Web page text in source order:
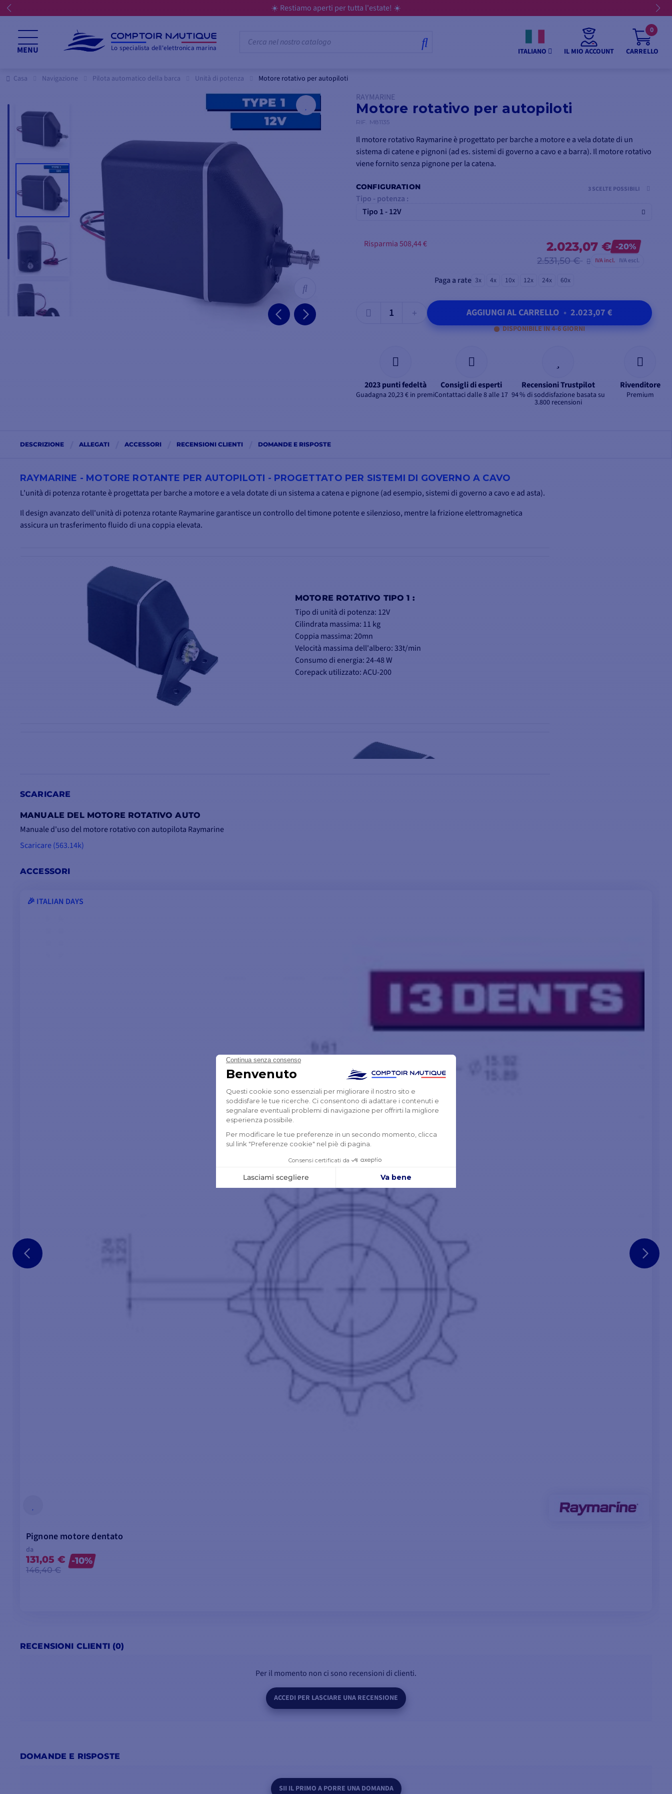
☀️ Restiamo aperti per tutta l'estate! ☀️
MENU Lo specialista dell'elettronica marina ITALIANO IL MIO ACCOUNT CARRELLO
0
Casa Navigazione Pilota automatico della barca Unità di potenza Motore rotativo per autopiloti
RAYMARINE
Motore rotativo per autopiloti
RIF. M81135
Il motore rotativo Raymarine è progettato per barche a motore e a vela dotate di un
sistema di catene e pignoni (ad es. sistemi di governo a cavo e a barra). Il motore rotativo
viene fornito senza pignone per la catena.
CONFIGURATION
Tipo - potenza :
Tipo 1 - 12V
3 SCELTE POSSIBILI
2.023,07 € -20%
2.531,50 € IVA incl. IVA escl.
Risparmia 508,44 €
Paga a rate 3x 4x 10x 12x 24x 60x
AGGIUNGI AL CARRELLO • 2.023,07 €
DISPONIBILE IN 4-6 GIORNI
2023 punti fedeltà
Guadagna 20,23 € in premi
Consigli di esperti
Contattaci dalle 8 alle 17
Recensioni Trustpilot
94 % di soddisfazione basata su
3.800 recensioni
Rivenditore
Premium
DESCRIZIONE ALLEGATI ACCESSORI RECENSIONI CLIENTI DOMANDE E RISPOSTE
RAYMARINE - MOTORE ROTANTE PER AUTOPILOTI - PROGETTATO PER SISTEMI DI GOVERNO A CAVO
L'unità di potenza rotante è progettata per barche a motore e a vela dotate di un sistema a catena e pignone (ad esempio, sistemi di governo a cavo e ad asta).
Il design avanzato dell'unità di potenza rotante Raymarine garantisce un controllo del timone potente e silenzioso, mentre la frizione elettromagnetica
assicura un trasferimento fluido di una coppia elevata.
MOTORE ROTATIVO TIPO 1 :
Tipo di unità di potenza: 12V
Cilindrata massima: 11 kg
Coppia massima: 20mn
Velocità massima dell'albero: 33t/min
Consumo di energia: 24-48 W
Corepack utilizzato: ACU-200
Cilindrata massima: 20 kg
Velocità massima dell'albero: 33t/min
Consumo di energia: 60-84 W
Corepack utilizzato: ACU-400
CONTENUTO DELLA CONFEZIONE :
(a seconda del modello)
SCARICARE
MANUALE DEL MOTORE ROTATIVO AUTO
Manuale d'uso del motore rotativo con autopilota Raymarine
Scaricare (563.14k)
ACCESSORI
🎉 ITALIAN DAYS
Pignone motore dentato
da
131,05 €
146,40 €
-10%
RECENSIONI CLIENTI (0)
Per il momento non ci sono recensioni di clienti.
ACCEDI PER LASCIARE UNA RECENSIONE
DOMANDE E RISPOSTE
SII IL PRIMO A PORRE UNA DOMANDA